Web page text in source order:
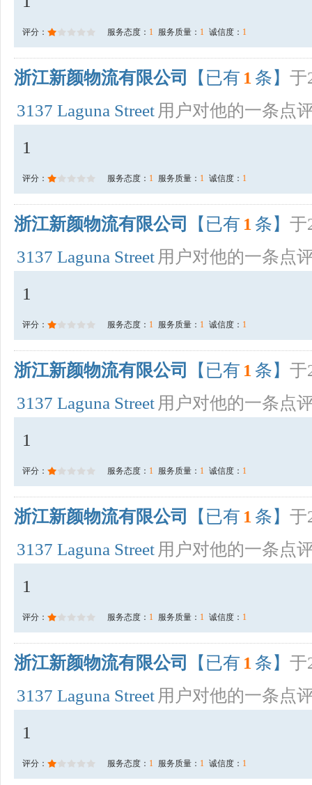
评分： 服务态度： 1 服务质量： 1 诚信度： 1
浙江新颜物流有限公司 【已有 1 条】 于
3137 Laguna Street 用户对他的一条点
1
评分： 服务态度： 1 服务质量： 1 诚信度： 1
浙江新颜物流有限公司 【已有 1 条】 于
3137 Laguna Street 用户对他的一条点
1
评分： 服务态度： 1 服务质量： 1 诚信度： 1
浙江新颜物流有限公司 【已有 1 条】 于
3137 Laguna Street 用户对他的一条点
1
评分： 服务态度： 1 服务质量： 1 诚信度： 1
浙江新颜物流有限公司 【已有 1 条】 于
3137 Laguna Street 用户对他的一条点
1
评分： 服务态度： 1 服务质量： 1 诚信度： 1
浙江新颜物流有限公司 【已有 1 条】 于
3137 Laguna Street 用户对他的一条点
1
评分： 服务态度： 1 服务质量： 1 诚信度： 1